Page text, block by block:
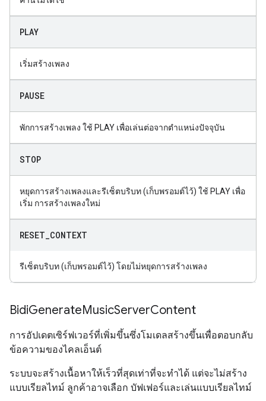
PLAY
เริ่มสร้างเพลง
PAUSE
พักการสร้างเพลง ใช้ PLAY เพื่อเล่นต่อจากตำแหน่งปัจจุบัน
STOP
หยุดการสร้างเพลงและรีเซ็ตบริบท (เก็บพรอมต์ไว้) ใช้ PLAY เพื่อ
เริ่ม การสร้างเพลงใหม่
RESET CONTEXT
รีเซ็ตบริบท (เก็บพรอมต์ไว้) โดยไม่หยุดการสร้างเพลง
BidiGenerateMusicServerContent
การอัปเดตเซิร์ฟเวอร์ที่เพิ่มขึ้นซึ่งโมเดลสร้างขึ้นเพื่อตอบกลับ
ข้อความของไคลเอ็นต์
ระบบจะสร้างเนื้อหาให้เร็วที่สุดเท่าที่จะทำได้ แต่จะไม่สร้าง
แบบเรียลไทม์ ลูกค้าอาจเลือก บัฟเฟอร์และเล่นแบบเรียลไทม์